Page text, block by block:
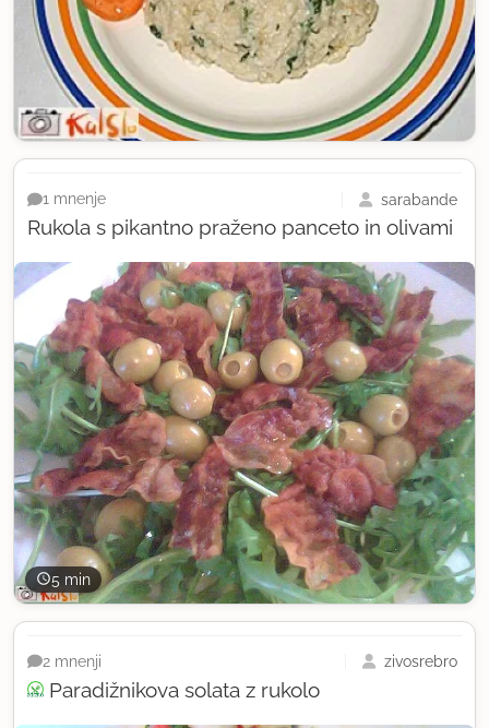
5 min
Rukola s pikantno praženo panceto in olivami
1 mnenje sarabande
Paradižnikova solata z rukolo
2 mnenji zivosrebro